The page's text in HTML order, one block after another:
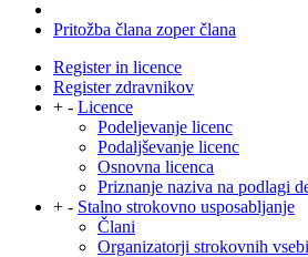
Pritožba člana zoper člana
Register in licence
Register zdravnikov
+ - Licence
Podeljevanje licenc
Podaljševanje licenc
Osnovna licenca
Priznanje naziva na podlagi
+ - Stalno strokovno usposabljanje
Člani
Organizatorji strokovnih